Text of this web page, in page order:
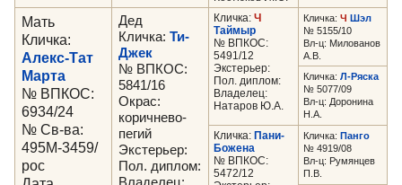
Мать
Кличка:
Алекс-Тат
Марта
№ ВПКОС:
6934/24
№ Св-ва:
495М-3459/
рос
Дед
Кличка: Ти-
Джек
№ ВПКОС:
5841/16
Окрас:
коричнево-
пегий
Экстерьер:
Пол. диплом:
Кличка: Ч
Таймыр
№ ВПКОС:
5491/12
Экстерьер:
Пол. диплом:
Владелец:
Натаров Ю.А.
Кличка: Ч Шэл
№ 5155/10
Вл-ц: Милованов
А.В.
Кличка: Л-Ряска
№ 5077/09
Вл-ц: Доронина
Н.А.
Кличка: Пани-
Божена
№ ВПКОС:
5472/12
Кличка: Панго
№ 4919/08
Вл-ц: Румянцев
П.В.